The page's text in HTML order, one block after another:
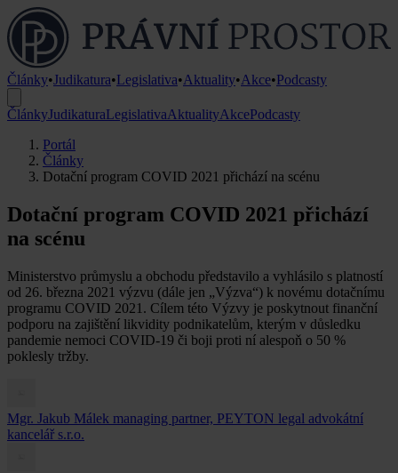
Články•Judikatura•Legislativa•Aktuality•Akce•Podcasty
ČlánkyJudikaturaLegislativaAktualityAkcePodcasty
Portál
Články
Dotační program COVID 2021 přichází na scénu
Dotační program COVID 2021 přichází
na scénu
Ministerstvo průmyslu a obchodu představilo a vyhlásilo s platností
od 26. března 2021 výzvu (dále jen „Výzva“) k novému dotačnímu
programu COVID 2021. Cílem této Výzvy je poskytnout finanční
podporu na zajištění likvidity podnikatelům, kterým v důsledku
pandemie nemoci COVID-19 či boji proti ní alespoň o 50 %
poklesly tržby.
Mgr. Jakub Málek managing partner, PEYTON legal advokátní
kancelář s.r.o.